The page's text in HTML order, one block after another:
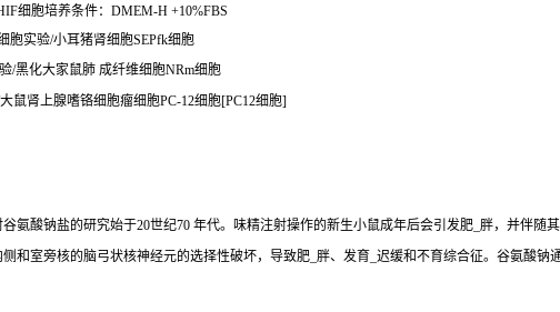
细胞培养条件：DMEM-H +10%FBS
胞实验/小耳猪肾细胞SEPfk细胞
/黑化大家鼠肺 成纤维细胞NRm细胞
鼠肾上腺嗜铬细胞瘤细胞PC-12细胞[PC12细胞]
氨酸钠盐的研究始于20世纪70 年代。味精注射操作的新生小鼠成年后会引发肥_胖，并伴随其
和室旁核的脑弓状核神经元的选择性破坏，导致肥_胖、发育_迟缓和不育综合征。谷氨酸